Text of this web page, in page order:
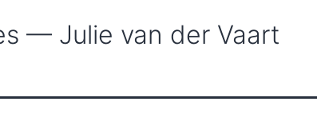
— Julie van der Vaart